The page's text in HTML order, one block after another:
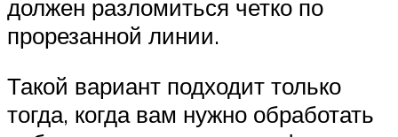
должен разломиться четко по
прорезанной линии.
Такой вариант подходит только
тогда, когда вам нужно обработать